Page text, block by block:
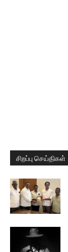
சிறப்பு செய்திகள்